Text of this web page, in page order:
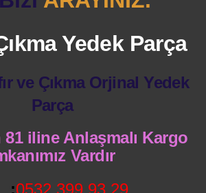
Yedek Parça
ve Çıkma Orjinal Yedek
Parça
81 iline Anlaşmalı Kargo
Vardır